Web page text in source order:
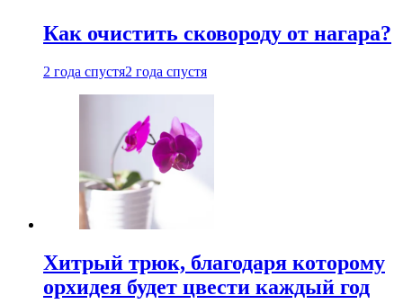
Как очистить сковороду от нагара?
2 года спустя2 года спустя
Хитрый трюк, благодаря которому
орхидея будет цвести каждый год